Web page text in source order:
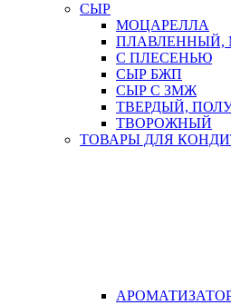
СЫР
МОЦАРЕЛЛА
ПЛАВЛЕННЫЙ,
С ПЛЕСЕНЬЮ
СЫР БЖП
СЫР С ЗМЖ
ТВЕРДЫЙ,
ТВОРОЖНЫЙ
ТОВАРЫ ДЛЯ